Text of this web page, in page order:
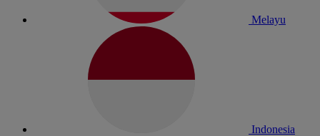
Melayu
Indonesia